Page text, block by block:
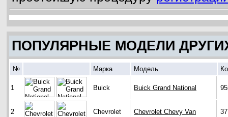
ПОПУЛЯРНЫЕ МОДЕЛИ
№ Марка Модель
1 Buick Buick Grand National
2 Chevrolet Chevrolet Chevy Van